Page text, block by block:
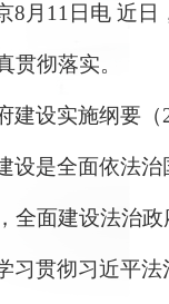
8月11日电 近
贯彻落实。
建设实施纲要
设是全面依法
全面建设法治
习贯彻习近平